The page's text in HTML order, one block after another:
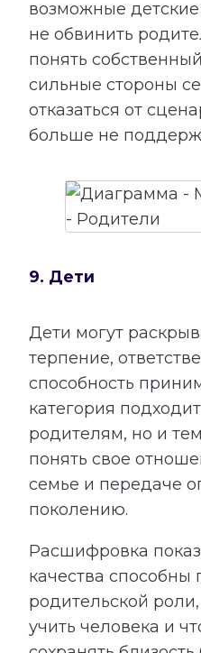
возможные
не обвинить
понять
сильные стороны
отказаться от
больше не
9. Дети
Дети могут
терпение,
способность
категория
родителям, но и
понять свое
семье и передаче
поколению.
Расшифровка
качества способны
родительской
учить человека и